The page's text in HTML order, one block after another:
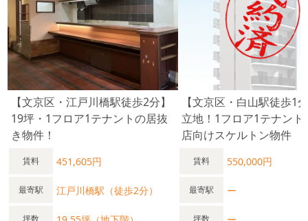
【文京区・江戸川橋駅徒歩2分】
19坪・1フロア1テナントの居抜
き物件！
賃料 451,605円
最寄駅 江戸川橋駅（徒歩2分）
坪数
【文京区・白山駅徒歩1
立地！1フロア1テナント
店向けスケルトン物件
賃料 550,000円
最寄駅 ー
坪数